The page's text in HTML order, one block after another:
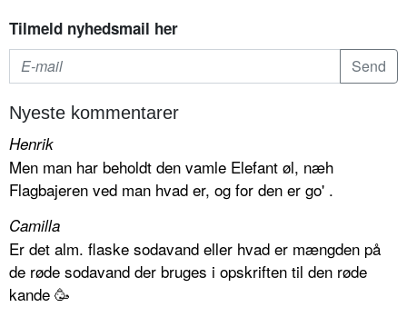
Tilmeld nyhedsmail her
Nyeste kommentarer
Henrik
Men man har beholdt den vamle Elefant øl, næh
Flagbajeren ved man hvad er, og for den er go' .
Camilla
Er det alm. flaske sodavand eller hvad er mængden på
de røde sodavand der bruges i opskriften til den røde
kande 🥳